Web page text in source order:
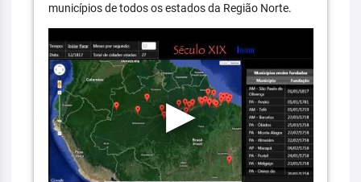
municípios de todos os estados da Região Norte.